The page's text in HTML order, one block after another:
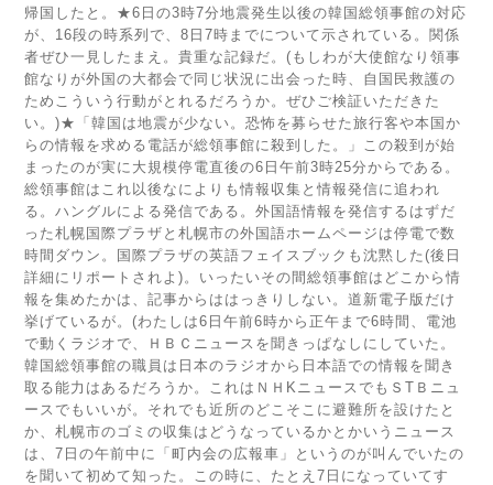
帰国したと。★6日の3時7分地震発生以後の韓国総領事館の対応
が、16段の時系列で、8日7時までについて示されている。関係
者ぜひ一見したまえ。貴重な記録だ。(もしわが大使館なり領事
館なりが外国の大都会で同じ状況に出会った時、自国民救護の
ためこういう行動がとれるだろうか。ぜひご検証いただきた
い。)★「韓国は地震が少ない。恐怖を募らせた旅行客や本国か
らの情報を求める電話が総領事館に殺到した。」この殺到が始
まったのが実に大規模停電直後の6日午前3時25分からである。
総領事館はこれ以後なによりも情報収集と情報発信に追われ
る。ハングルによる発信である。外国語情報を発信するはずだ
った札幌国際プラザと札幌市の外国語ホームページは停電で数
時間ダウン。国際プラザの英語フェイスブックも沈黙した(後日
詳細にリポートされよ)。いったいその間総領事館はどこから情
報を集めたかは、記事からははっきりしない。道新電子版だけ
挙げているが。(わたしは6日午前6時から正午まで6時間、電池
で動くラジオで、ＨＢＣニュースを聞きっぱなしにしていた。
韓国総領事館の職員は日本のラジオから日本語での情報を聞き
取る能力はあるだろうか。これはＮＨKニュースでもＳТＢニュ
ースでもいいが。それでも近所のどこそこに避難所を設けたと
か、札幌市のゴミの収集はどうなっているかとかいうニュース
は、7日の午前中に「町内会の広報車」というのが叫んでいたの
を聞いて初めて知った。この時に、たとえ7日になっていてす